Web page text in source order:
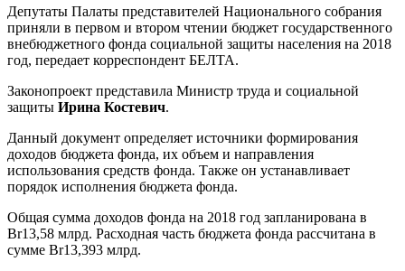
Депутаты Палаты представителей Национального собрания
приняли в первом и втором чтении бюджет государственного
внебюджетного фонда социальной защиты населения на 2018
год, передает корреспондент БЕЛТА.
Законопроект представила Министр труда и социальной
защиты Ирина Костевич.
Данный документ определяет источники формирования
доходов бюджета фонда, их объем и направления
использования средств фонда. Также он устанавливает
порядок исполнения бюджета фонда.
Общая сумма доходов фонда на 2018 год запланирована в
Br13,58 млрд. Расходная часть бюджета фонда рассчитана в
сумме Br13,393 млрд.